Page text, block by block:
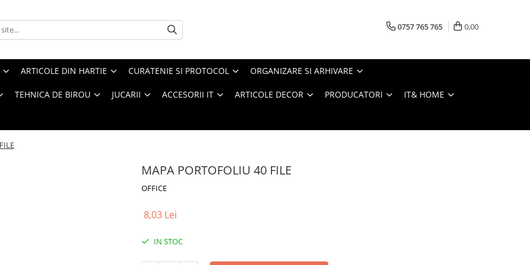
0757 765 765 0,00
ARTICOLE DIN HARTIE CURATENIE SI PROTOCOL ORGANIZARE SI ARHIVARE
TEHNICA DE BIROU JUCARII ACCESORII IT ARTICOLE DECOR PRODUCATORI IT& HOME
MAPA PORTOFOLIU 40 FILE
OFFICE
8,03 Lei
IN STOC